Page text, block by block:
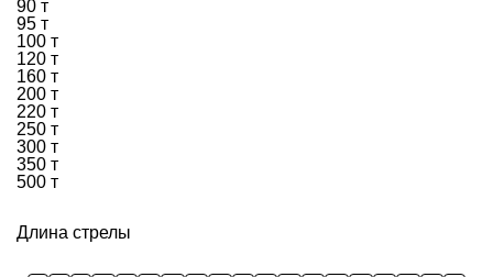
90 т
95 т
100 т
120 т
160 т
200 т
220 т
250 т
300 т
350 т
500 т
Длина стрелы